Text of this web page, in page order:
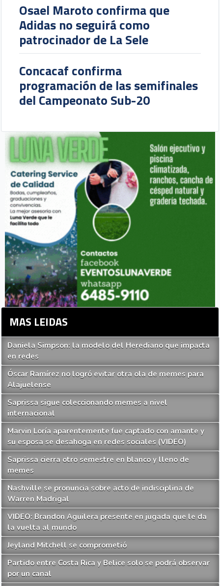
Osael Maroto confirma que
Adidas no seguirá como
patrocinador de La Sele
Concacaf confirma
programación de las semifinales
del Campeonato Sub-20
MAS LEIDAS
Daniela Simpson: la modelo del Herediano que impacta
en redes
Óscar Ramírez no logró evitar otra ola de memes para
Alajuelense
Saprissa sigue coleccionando memes a nivel
internacional
Marvin Loría aparentemente fue captado con amante y
su esposa se desahoga en redes sociales (VIDEO)
Saprissa cierra otro semestre en blanco y lleno de
memes
Nashville se pronuncia sobre acto de indisciplina de
Warren Madrigal
VIDEO: Brandon Aguilera presente en jugada que le da
la vuelta al mundo
Jeyland Mitchell se comprometió
Partido entre Costa Rica y Belice solo se podrá observar
por un canal